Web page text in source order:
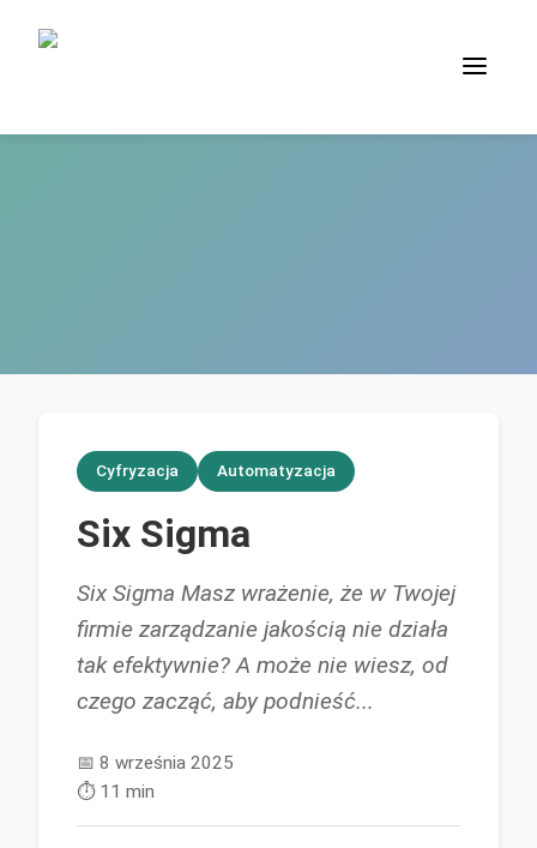
Cyfryzacja Automatyzacja
Six Sigma
Six Sigma Masz wrażenie, że w Twojej
firmie zarządzanie jakością nie działa
tak efektywnie? A może nie wiesz, od
czego zacząć, aby podnieść...
📅 8 września 2025
⏱️ 11 min